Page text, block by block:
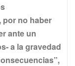
por no haber
ante un
a la gravedad